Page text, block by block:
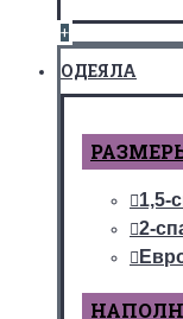
+
ОДЕЯЛА
1,5-
2-